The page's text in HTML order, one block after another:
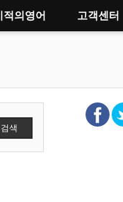
적의영어 고객센터
색